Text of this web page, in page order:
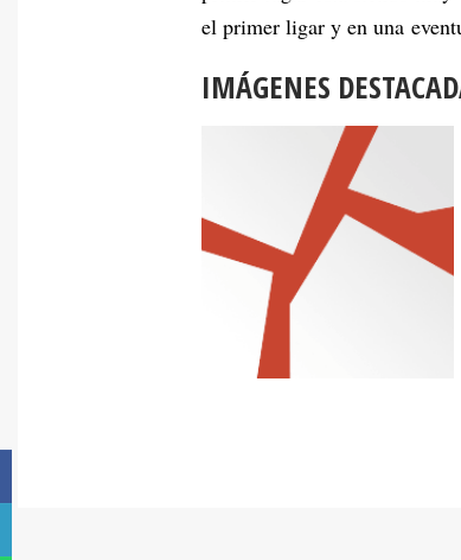
el primer ligar y en una
IMÁGENES